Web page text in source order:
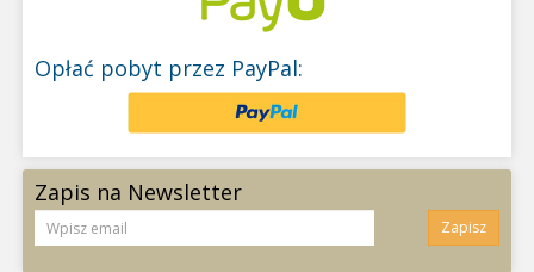
Opłać pobyt przez PayPal:
Zapis na Newsletter
Zapisz